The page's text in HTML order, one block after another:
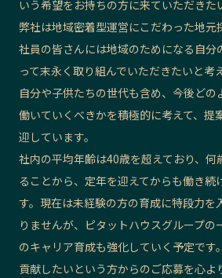
いう希望をお持ちの方に来ていただきた
弊社は地域密着型運営にこだわった地元
社員の皆さんには地域のためになる自分
って末永く取り組んでいただきたいと考
自分や子供たちの世代も含め、今後どの
働いていくべきかを積極的に考えて、提
迎しています。
社内の平均年齢は40歳を超えており、何
ることから、定年を迎えてからも働き続
す。現在は未経験の方の育成に特段力を
りませんが、ピタットハウスグループの
のキャリア育成も強化していく予定です
貢献したいという方からのご応募を心よ